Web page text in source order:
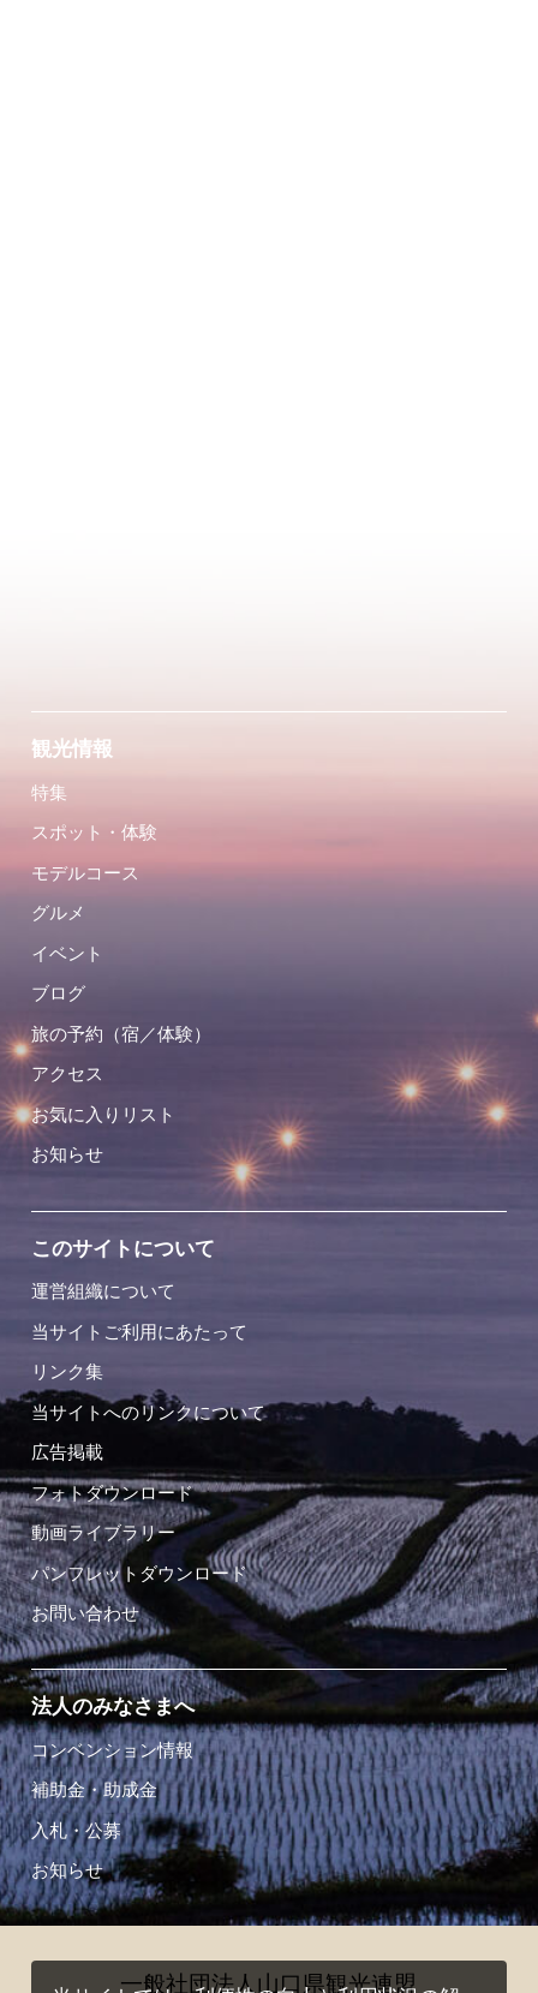
観光情報
特集
スポット・体験
モデルコース
グルメ
イベント
ブログ
旅の予約（宿／体験）
アクセス
お気に入りリスト
お知らせ
このサイトについて
運営組織について
当サイトご利用にあたって
リンク集
当サイトへのリンクについて
広告掲載
フォトダウンロード
動画ライブラリー
パンフレットダウンロード
お問い合わせ
法人のみなさまへ
コンベンション情報
補助金・助成金
入札・公募
お知らせ
一般社団法人山口県観光連盟